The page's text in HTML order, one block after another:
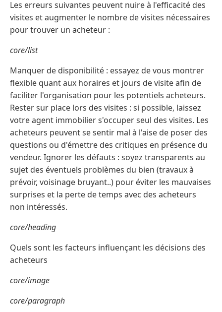
Les erreurs suivantes peuvent nuire à l'efficacité des
visites et augmenter le nombre de visites nécessaires
pour trouver un acheteur :
core/list
Manquer de disponibilité : essayez de vous montrer
flexible quant aux horaires et jours de visite afin de
faciliter l'organisation pour les potentiels acheteurs.
Rester sur place lors des visites : si possible, laissez
votre agent immobilier s'occuper seul des visites. Les
acheteurs peuvent se sentir mal à l'aise de poser des
questions ou d'émettre des critiques en présence du
vendeur. Ignorer les défauts : soyez transparents au
sujet des éventuels problèmes du bien (travaux à
prévoir, voisinage bruyant..) pour éviter les mauvaises
surprises et la perte de temps avec des acheteurs
non intéressés.
core/heading
Quels sont les facteurs influençant les décisions des
acheteurs
core/image
core/paragraph